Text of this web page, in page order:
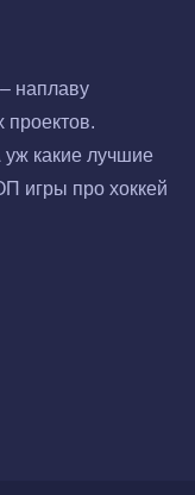
наплаву
уж какие лучшие
игры про хоккей